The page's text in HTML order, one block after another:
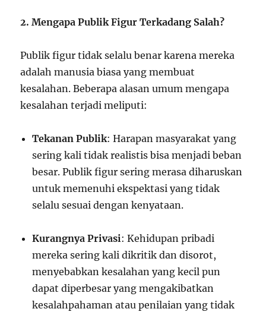
2. Mengapa Publik Figur Terkadang Salah?
Publik figur tidak selalu benar karena mereka
adalah manusia biasa yang membuat
kesalahan. Beberapa alasan umum mengapa
kesalahan terjadi meliputi:
Tekanan Publik: Harapan masyarakat yang
sering kali tidak realistis bisa menjadi beban
besar. Publik figur sering merasa diharuskan
untuk memenuhi ekspektasi yang tidak
selalu sesuai dengan kenyataan.
Kurangnya Privasi: Kehidupan pribadi
mereka sering kali dikritik dan disorot,
menyebabkan kesalahan yang kecil pun
dapat diperbesar yang mengakibatkan
kesalahpahaman atau penilaian yang tidak